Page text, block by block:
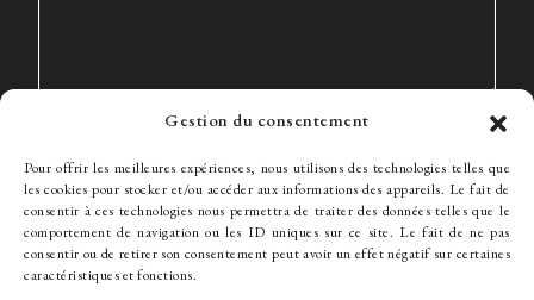
Gestion du consentement
Pour offrir les meilleures expériences, nous utilisons des technologies telles que
les cookies pour stocker et/ou accéder aux informations des appareils. Le fait de
consentir à ces technologies nous permettra de traiter des données telles que le
comportement de navigation ou les ID uniques sur ce site. Le fait de ne pas
consentir ou de retirer son consentement peut avoir un effet négatif sur certaines
caractéristiques et fonctions.
Expertise L’équipe